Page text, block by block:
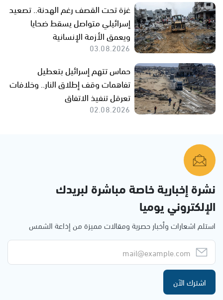
غزة تحت القصف رغم الهدنة.. تصعيد
إسرائيلي متواصل يسقط ضحايا
ويعمق الأزمة الإنسانية
03.08.2026
حماس تتهم إسرائيل بتعطيل
تفاهمات وقف إطلاق النار.. وخلافات
تعرقل تنفيذ الاتفاق
02.08.2026
نشرة إخبارية خاصة مباشرة لبريدك
الإلكتروني يوميا
استلم اشعارات وأخبار حصرية ومقالات مميزة من إذاعة الشمس
اشترك الآن